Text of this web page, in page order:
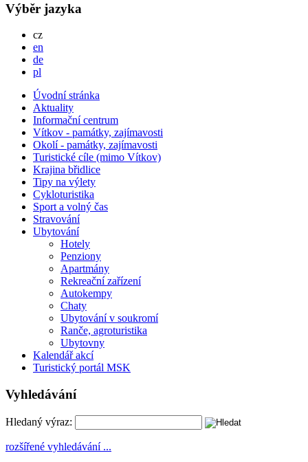
Výběr jazyka
czČesky
en
deDeutsch
pl
Úvodní stránka
Aktuality
Informační centrum
Vítkov - památky, zajímavosti
Okolí - památky, zajímavosti
Turistické cíle (mimo Vítkov)
Krajina břidlice
Tipy na výlety
Cykloturistika
Sport a volný čas
Stravování
Ubytování
Hotely
Penziony
Apartmány
Rekreační zařízení
Autokempy
Chaty
Ubytování v soukromí
Ranče, agroturistika
Ubytovny
Kalendář akcí
Turistický portál MSK
Vyhledávání
Hledaný výraz:
rozšířené vyhledávání ...